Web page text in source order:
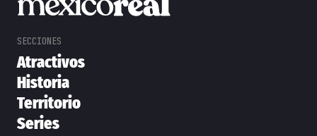
Atractivos
Historia
Territorio
Series